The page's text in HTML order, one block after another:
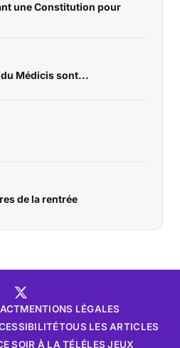
une Constitution pour
Médicis sont...
de la rentrée
MENTIONS LÉGALES
TOUS LES ARTICLES
SOIR À LA TÉLÉLES JEUX